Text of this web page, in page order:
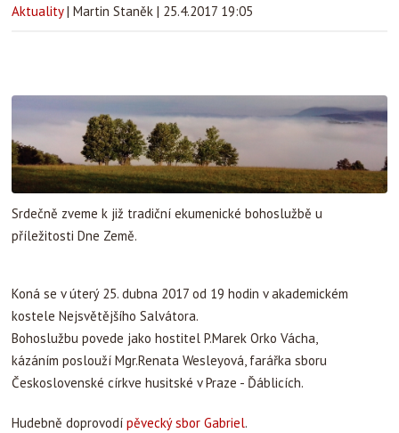
Aktuality | Martin Staněk | 25.4.2017 19:05
Srdečně zveme k již tradiční ekumenické bohoslužbě u
příležitosti Dne Země.
Koná se v úterý 25. dubna 2017 od 19 hodin v akademickém
kostele Nejsvětějšího Salvátora.
Bohoslužbu povede jako hostitel P.Marek Orko Vácha,
kázáním poslouží Mgr.Renata Wesleyová, farářka sboru
Československé církve husitské v Praze - Ďáblicích.
Hudebně doprovodí pěvecký sbor Gabriel.